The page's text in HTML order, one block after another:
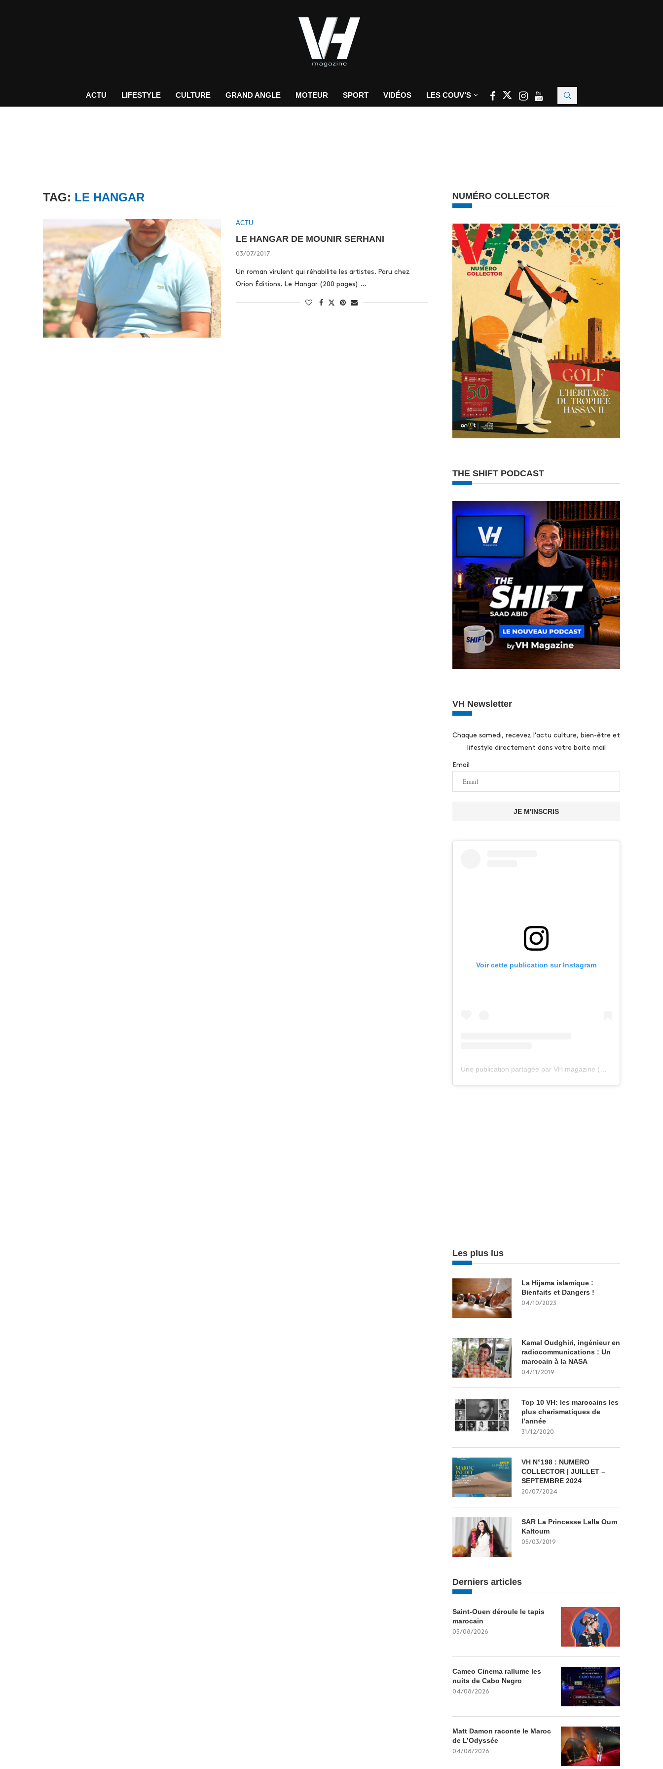
ACTU LIFESTYLE CULTURE GRAND ANGLE MOTEUR SPORT VIDÉOS LES COUV’S
TAG: LE HANGAR
ACTU
LE HANGAR DE MOUNIR SERHANI
03/07/2017
Un roman virulent qui réhabilite les artistes. Paru chez
Orion Éditions, Le Hangar (200 pages) …
NUMÉRO COLLECTOR
THE SHIFT PODCAST
VH Newsletter
Chaque samedi, recevez l'actu culture, bien-être et
lifestyle directement dans votre boite mail
Email
JE M'INSCRIS
Voir cette publication sur Instagram
Les plus lus
La Hijama islamique :
Bienfaits et Dangers !
04/10/2023
Kamal Oudghiri, ingénieur en
radiocommunications : Un
marocain à la NASA
04/11/2019
Top 10 VH: les marocains les
plus charismatiques de
l’année
31/12/2020
VH N°198 : NUMERO
COLLECTOR | JUILLET –
SEPTEMBRE 2024
20/07/2024
SAR La Princesse Lalla Oum
Kaltoum
05/03/2019
Derniers articles
Saint-Ouen déroule le tapis
marocain
05/08/2026
Cameo Cinema rallume les
nuits de Cabo Negro
04/08/2026
Matt Damon raconte le Maroc
de L’Odyssée
04/08/2026